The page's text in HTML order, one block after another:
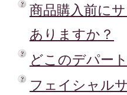
商品購入前に
ありますか？
どこのデパー
フェイシャル